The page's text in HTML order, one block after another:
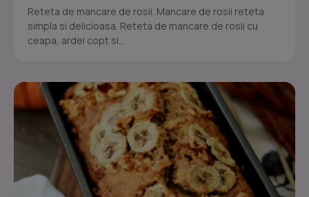
Reteta de mancare de rosii. Mancare de rosii reteta
simpla si delicioasa. Reteta de mancare de rosii cu
ceapa, ardei copt si...